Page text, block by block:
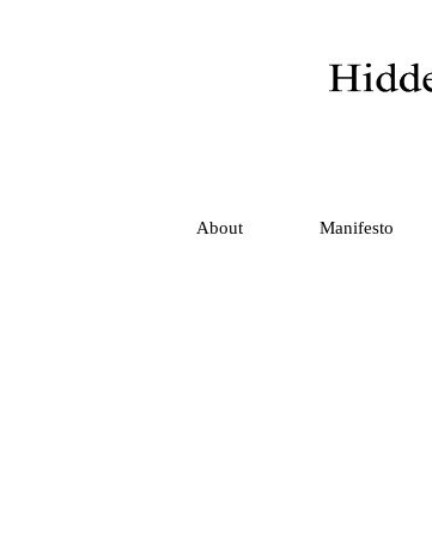
About Manifesto